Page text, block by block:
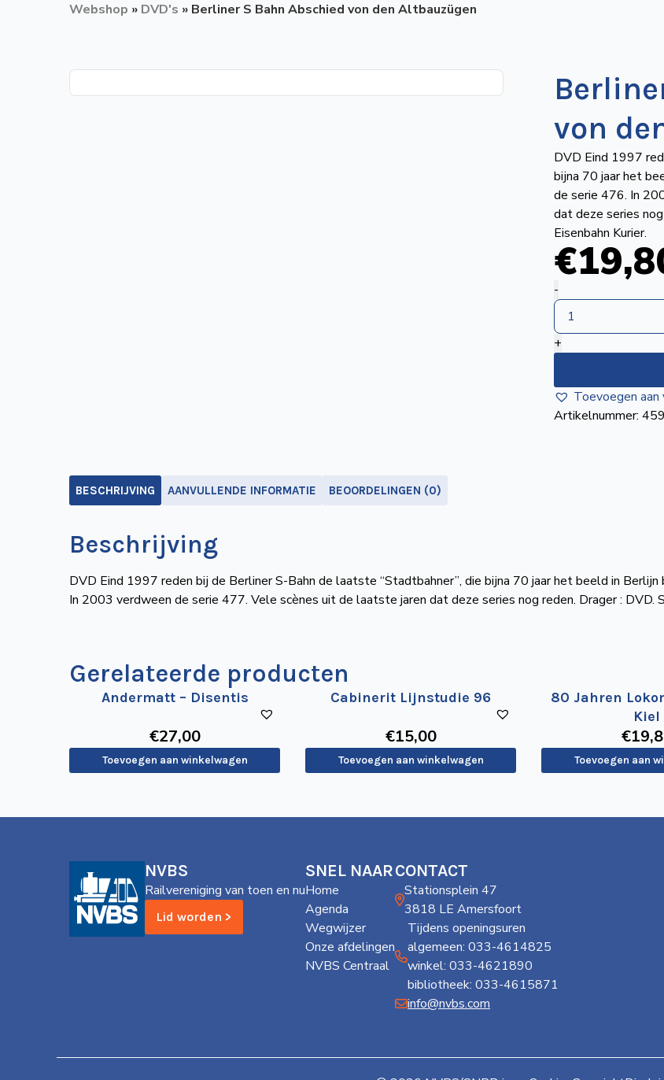
Webshop » DVD's » Berliner S Bahn Abschied von den Altbauzügen
von
DVD Eind 1997
bijna 70 jaar het
de serie 476. In
dat deze series
Eisenbahn Kurier.
€19
Berliner
S
Bahn
Abschied
den
Altbauzügen
aantal
-
+
Toevoegen
Artikelnummer:
BESCHRIJVING AANVULLENDE INFORMATIE BEOORDELINGEN (0)
Beschrijving
DVD Eind 1997 reden bij de Berliner S-Bahn de laatste “Stadtbahner”, die bijna 70 jaar het beeld in
In 2003 verdween de serie 477. Vele scènes uit de laatste jaren dat deze series nog reden. Drager : DVD.
Gerelateerde producten
Andermatt – Disentis
€27,00
Toevoegen aan winkelwagen
Cabinerit Lijnstudie 96
€15,00
Toevoegen aan winkelwagen
80 Jahren
Kiel
€19
Toevoegen aan
NVBS
Railvereniging van toen en nu
Lid worden >
SNEL NAAR
Home
Agenda
Wegwijzer
Onze afdelingen
NVBS Centraal
CONTACT
Stationsplein 47
3818 LE Amersfoort
Tijdens openingsuren
algemeen: 033-4614825
winkel: 033-4621890
bibliotheek: 033-4615871
info@nvbs.com